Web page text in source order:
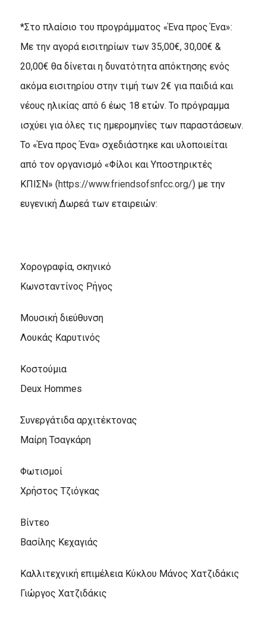
*Στο πλαίσιο του προγράμματος «Ένα προς Ένα»:
Με την αγορά εισιτηρίων των 35,00€, 30,00€ &
20,00€ θα δίνεται η δυνατότητα απόκτησης ενός
ακόμα εισιτηρίου στην τιμή των 2€ για παιδιά και
νέους ηλικίας από 6 έως 18 ετών. Το πρόγραμμα
ισχύει για όλες τις ημερομηνίες των παραστάσεων.
Το «Ένα προς Ένα» σχεδιάστηκε και υλοποιείται
από τον οργανισμό «Φίλοι και Υποστηρικτές
ΚΠΙΣΝ» (https://www.friendsofsnfcc.org/) με την
ευγενική Δωρεά των εταιρειών:
Χορογραφία, σκηνικό
Κωνσταντίνος Ρήγος
Μουσική διεύθυνση
Λουκάς Καρυτινός
Κοστούμια
Deux Hommes
Συνεργάτιδα αρχιτέκτονας
Μαίρη Τσαγκάρη
Φωτισμοί
Χρήστος Τζιόγκας
Βίντεο
Βασίλης Κεχαγιάς
Καλλιτεχνική επιμέλεια Κύκλου Μάνος Χατζιδάκις
Γιώργος Χατζιδάκις